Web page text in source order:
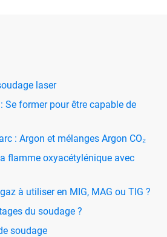
laser
Se former pour être capable de
: Argon et mélanges Argon CO₂
flamme oxyacétylénique avec
à utiliser en MIG, MAG ou TIG ?
du soudage ?
soudage